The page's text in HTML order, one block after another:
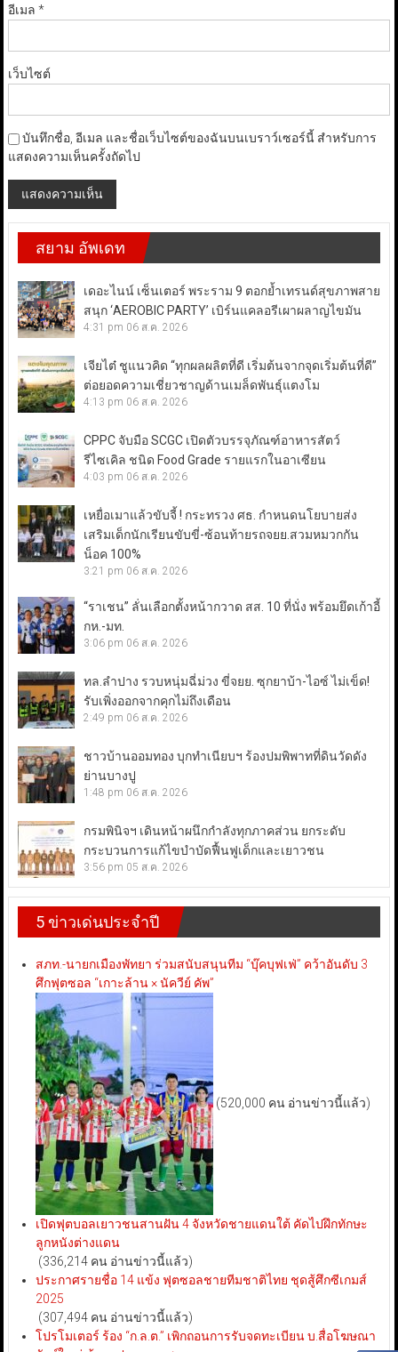
อีเมล *
เว็บไซต์
บันทึกชื่อ, อีเมล และชื่อเว็บไซต์ของฉันบนเบราว์เซอร์นี้ สำหรับการ
แสดงความเห็นครั้งถัดไป
สยาม อัพเดท
เดอะไนน์ เซ็นเตอร์ พระราม 9 ตอกย้ำเทรนด์สุขภาพสาย
สนุก ‘AEROBIC PARTY’ เบิร์นแคลอรีเผาผลาญไขมัน
4:31 pm 06 ส.ค. 2026
เจียไต๋ ชูแนวคิด “ทุกผลผลิตที่ดี เริ่มต้นจากจุดเริ่มต้นที่ดี”
ต่อยอดความเชี่ยวชาญด้านเมล็ดพันธุ์แตงโม
4:13 pm 06 ส.ค. 2026
CPPC จับมือ SCGC เปิดตัวบรรจุภัณฑ์อาหารสัตว์
รีไซเคิล ชนิด Food Grade รายแรกในอาเซียน
4:03 pm 06 ส.ค. 2026
เหยื่อเมาแล้วขับจี้ ! กระทรวง ศธ. กำหนดนโยบายส่ง
เสริมเด็กนักเรียนขับขี่-ซ้อนท้ายรถจยย.สวมหมวกกัน
น็อค 100%
3:21 pm 06 ส.ค. 2026
“ราเชน” ลั่นเลือกตั้งหน้ากวาด สส. 10 ที่นั่ง พร้อมยึดเก้าอี้
กห.-มท.
3:06 pm 06 ส.ค. 2026
ทล.ลำปาง รวบหนุ่มฉี่ม่วง ขี่จยย. ซุกยาบ้า-ไอซ์ ไม่เข็ด!
รับเพิ่งออกจากคุกไม่ถึงเดือน
2:49 pm 06 ส.ค. 2026
ชาวบ้านออมทอง บุกทำเนียบฯ ร้องปมพิพาทที่ดินวัดดัง
ย่านบางปู
1:48 pm 06 ส.ค. 2026
กรมพินิจฯ เดินหน้าผนึกกำลังทุกภาคส่วน ยกระดับ
กระบวนการแก้ไขบำบัดฟื้นฟูเด็กและเยาวชน
3:56 pm 05 ส.ค. 2026
5 ข่าวเด่นประจำปี
สภท.-นายกเมืองพัทยา ร่วมสนับสนุนทีม “บุ๊คบุฟเฟ่” คว้าอันดับ 3
ศึกฟุตซอล “เกาะล้าน × นัควีย์ คัพ”
(520,000 คน อ่านข่าวนี้แล้ว)
เปิดฟุตบอลเยาวชนสานฝัน 4 จังหวัดชายแดนใต้ คัดไปฝึกทักษะ
ลูกหนังต่างแดน
(336,214 คน อ่านข่าวนี้แล้ว)
ประกาศรายชื่อ 14 แข้ง ฟุตซอลชายทีมชาติไทย ชุดสู้ศึกซีเกมส์
2025
(307,494 คน อ่านข่าวนี้แล้ว)
โปรโมเตอร์ ร้อง “ก.ล.ต.” เพิกถอนการรับจดทะเบียน บ.สื่อโฆษณา